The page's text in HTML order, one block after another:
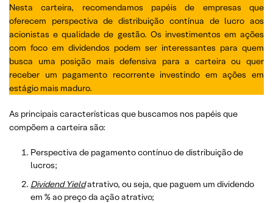
Nesta carteira, recomendamos papéis de empresas que
oferecem perspectiva de distribuição contínua de lucro aos
acionistas e qualidade de gestão. Os investimentos em ações
com foco em dividendos podem ser interessantes para quem
busca uma posição mais defensiva para a carteira ou quer
receber um pagamento recorrente investindo em ações em
estágio mais maduro.
As principais características que buscamos nos papéis que
compõem a carteira são:
Perspectiva de pagamento contínuo de distribuição de
lucros;
Dividend Yieldatrativo, ou seja, que paguem um dividendo
em % ao preço da ação atrativo;